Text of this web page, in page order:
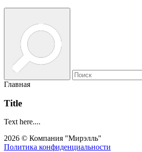
Главная
Title
Text here....
2026 © Компания "Мирэлль"
Политика конфиденциальности